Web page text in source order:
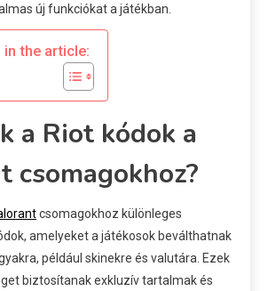
új funkciókat a játékban.
the article:
a Riot kódok a
csomagokhoz?
csomagokhoz különleges
amelyeket a játékosok beválthatnak
például skinekre és valutára. Ezek
biztosítanak exkluzív tartalmak és